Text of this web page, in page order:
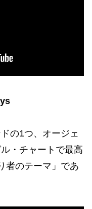
の1つ、オージェ
・チャートで最高
者のテーマ」であ